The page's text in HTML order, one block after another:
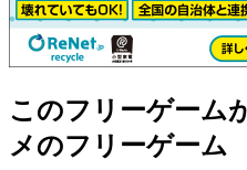
このフリーゲーム
メのフリーゲーム